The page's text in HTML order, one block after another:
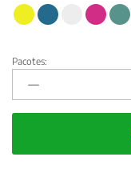
Cassetes
Histológicos
para
Biópsias
quantity
Pacotes: